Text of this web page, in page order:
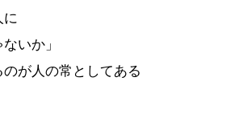
に
いか」
が人の常としてある